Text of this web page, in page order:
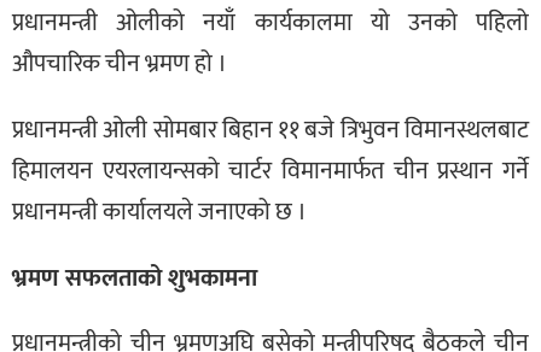
प्रधानमन्त्री ओलीको नयाँ कार्यकालमा यो उनको पहिलो
औपचारिक चीन भ्रमण हो ।
प्रधानमन्त्री ओली सोमबार बिहान ११ बजे त्रिभुवन विमानस्थलबाट
हिमालयन एयरलायन्सको चार्टर विमानमार्फत चीन प्रस्थान गर्ने
प्रधानमन्त्री कार्यालयले जनाएको छ ।
भ्रमण सफलताको शुभकामना